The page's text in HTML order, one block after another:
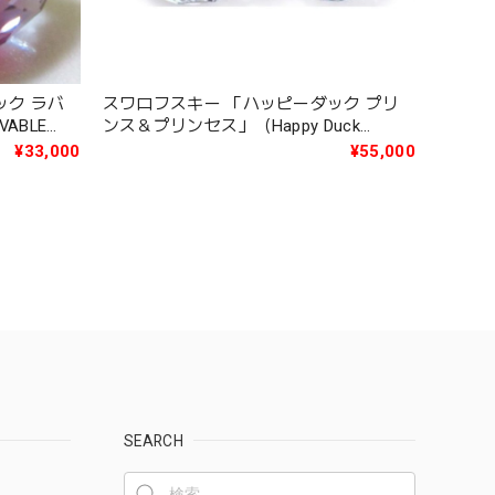
ク ラバ
¥33,000
スワロフスキー 「ハッピーダック プリ
ンス＆プリンセス」（Happy Duck
¥55,000
SEARCH